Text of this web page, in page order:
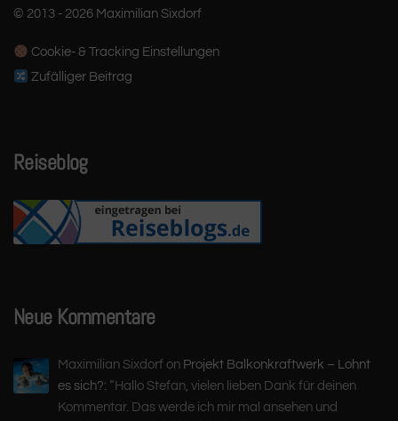
© 2013 - 2026 Maximilian Sixdorf
Cookie- & Tracking Einstellungen
Zufälliger Beitrag
Reiseblog
Neue Kommentare
Maximilian Sixdorf on Projekt Balkonkraftwerk – Lohnt
es sich?: “ Hallo Stefan, vielen lieben Dank für deinen
Kommentar. Das werde ich mir mal ansehen und